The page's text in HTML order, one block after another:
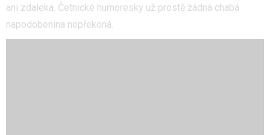
ani zdaleka. Četnické humoresky už prostě žádná chabá
napodobenina nepřekoná.